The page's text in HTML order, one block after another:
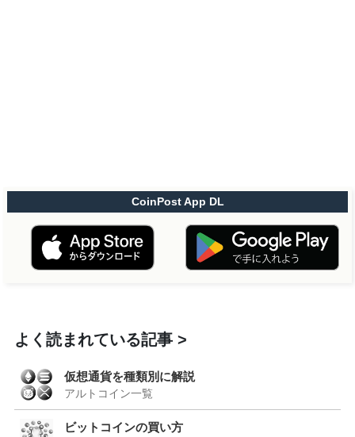
CoinPost App DL
よく読まれている記事
仮想通貨を種類別に解説
アルトコイン一覧
ビットコインの買い方